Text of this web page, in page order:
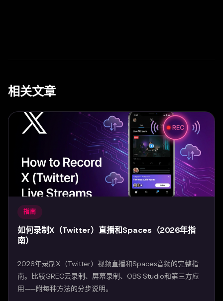
相关文章
指南
如何录制X（Twitter）直播和Spaces（2026年指
南）
2026年录制X（Twitter）视频直播和Spaces音频的完整指
南。比较GREC云录制、屏幕录制、OBS Studio和第三方应
用——附每种方法的分步说明。